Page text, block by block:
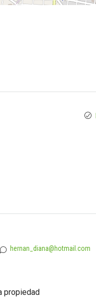
hernan_diana@hotmail.com
propiedad